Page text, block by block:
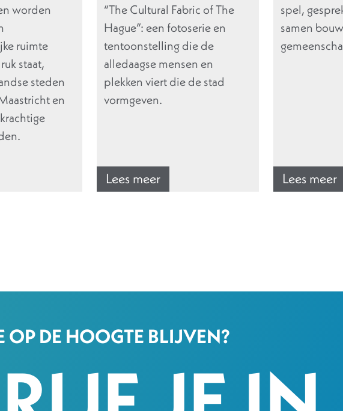
worden
ruimte
staat,
steden
en
“The Cultural Fabric of The
Hague”: een fotoserie en
tentoonstelling die de
alledaagse mensen en
plekken viert die de stad
vormgeven.
Lees meer
spel,
samen
Lees meer
OP DE HOOGTE BLIJVEN?